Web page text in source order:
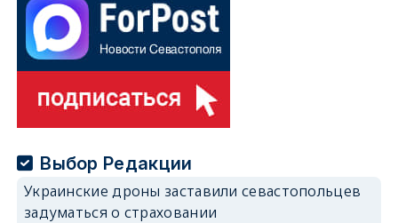
Выбор Редакции
Украинские дроны заставили севастопольцев
задуматься о страховании